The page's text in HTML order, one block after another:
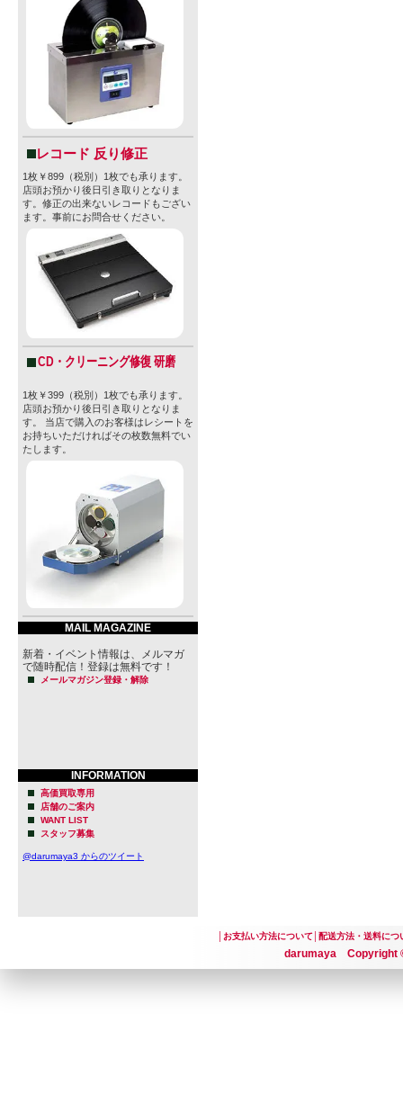
レコード 反り修正
1枚￥899（税別）1枚でも承ります。
店頭お預かり後日引き取りとなりま
す。修正の出来ないレコードもござい
ます。事前にお問合せください。
CD・クリーニング修復 研磨
1枚￥399（税別）1枚でも承ります。
店頭お預かり後日引き取りとなりま
す。 当店で購入のお客様はレシートを
お持ちいただければその枚数無料でい
たします。
MAIL MAGAZINE
新着・イベント情報は、メルマガ
で随時配信！登録は無料です！
メールマガジン登録・解除
INFORMATION
高価買取専用
店舗のご案内
WANT LIST
スタッフ募集
@darumaya3 からのツイート
お支払い方法について│ 配送方法・送料につ
darumaya Copyright